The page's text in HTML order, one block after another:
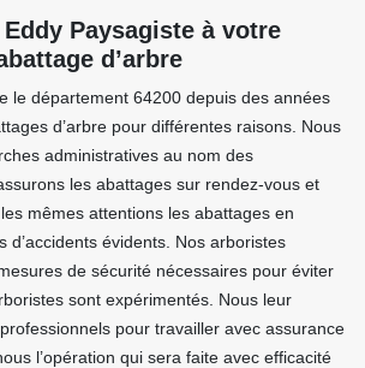
Paysagiste à votre
d’arbre
le département 64200 depuis des années
d’arbre pour différentes raisons. Nous
administratives au nom des
les abattages sur rendez-vous et
mêmes attentions les abattages en
d’accidents évidents. Nos arboristes
de sécurité nécessaires pour éviter
sont expérimentés. Nous leur
pour travailler avec assurance
l’opération qui sera faite avec efficacité